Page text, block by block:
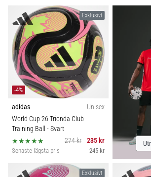
kraft
varje
beröring.
Perfekta
för
spelare
som…
Visa
artiklar
Exklusivt
-4%
adidas
Unisex
World Cup 26 Trionda Club
Training Ball - Svart
274 kr
235 kr
Senaste lägsta pris 245 kr
Exklusivt